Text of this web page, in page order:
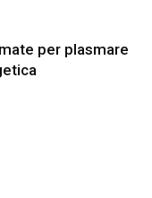
per plasmare